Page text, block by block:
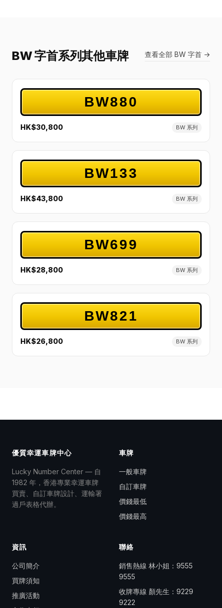
BW 字首系列其他車牌 查看全部 BW 字首 →
BW880
HK$30,800 BW 系列
BW133
HK$43,800 BW 系列
BW699
HK$28,800 BW 系列
BW821
HK$26,800 BW 系列
優質幸運車牌中心
Lucky Number Center — 自
1982 年，香港專業幸運車牌
買賣、自訂車牌設計、運輸署
過戶表格代辦。
車牌
一般車牌
自訂車牌
價錢最低
價錢最高
資訊
公司簡介
買牌須知
推廣活動
聯絡
銷售熱線 林小姐： 9555
9555
收牌專線 顏先生： 9229
9222